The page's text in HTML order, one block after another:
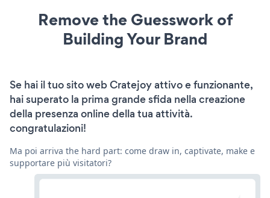
Remove the Guesswork of
Building Your Brand
Se hai il tuo sito web Cratejoy attivo e funzionante,
hai superato la prima grande sfida nella creazione
della presenza online della tua attività.
congratulazioni!
Ma poi arriva the hard part: come draw in, captivate, make e
supportare più visitatori?